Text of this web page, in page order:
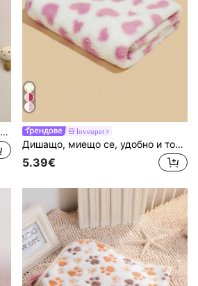
1 бр. Леко фланелено одеяло със звезден принт, всесезонно одеяло за домашни любимци за котки и кучета loveupet
Дишащо, миещо се, удобно и топло тънка одеяло за домашни любимци във форма на сърце в бяло и лилаво, изработено от полиестер, перфектна подложка за котенца и кученца за есен и зима
5.39€